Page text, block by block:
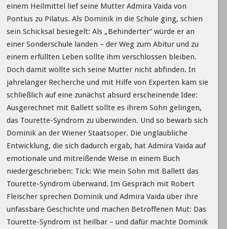
einem Heilmittel lief seine Mutter Admira Vaida von
Pontius zu Pilatus. Als Dominik in die Schule ging, schien
sein Schicksal besiegelt: Als „Behinderter“ würde er an
einer Sonderschule landen – der Weg zum Abitur und zu
einem erfüllten Leben sollte ihm verschlossen bleiben.
Doch damit wollte sich seine Mutter nicht abfinden. In
jahrelanger Recherche und mit Hilfe von Experten kam sie
schließlich auf eine zunächst absurd erscheinende Idee:
Ausgerechnet mit Ballett sollte es ihrem Sohn gelingen,
das Tourette-Syndrom zu überwinden. Und so bewarb sich
Dominik an der Wiener Staatsoper. Die unglaubliche
Entwicklung, die sich dadurch ergab, hat Admira Vaida auf
emotionale und mitreißende Weise in einem Buch
niedergeschrieben: Tick: Wie mein Sohn mit Ballett das
Tourette-Syndrom überwand. Im Gespräch mit Robert
Fleischer sprechen Dominik und Admira Vaida über ihre
unfassbare Geschichte und machen Betroffenen Mut: Das
Tourette-Syndrom ist heilbar – und dafür machte Dominik